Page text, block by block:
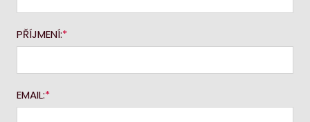
PŘÍJMENÍ:
EMAIL: